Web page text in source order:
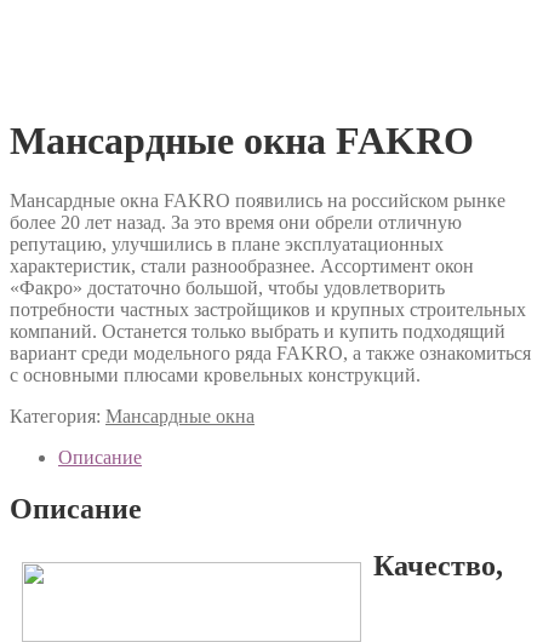
Мансардные окна FAKRO
Мансардные окна FAKRO появились на российском рынке
более 20 лет назад. За это время они обрели отличную
репутацию, улучшились в плане эксплуатационных
характеристик, стали разнообразнее. Ассортимент окон
«Факро» достаточно большой, чтобы удовлетворить
потребности частных застройщиков и крупных строительных
компаний. Останется только выбрать и купить подходящий
вариант среди модельного ряда FAKRO, а также ознакомиться
с основными плюсами кровельных конструкций.
Категория: Мансардные окна
Описание
Описание
Качество,